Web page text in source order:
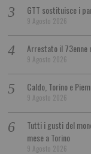
GTT sostituisce i
9 Agosto 2026
Arrestato il
9 Agosto 2026
Caldo, Torino e
9 Agosto 2026
Tutti i gusti del
mese a Torino
9 Agosto 2026